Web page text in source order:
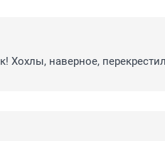
Хохлы, наверное,